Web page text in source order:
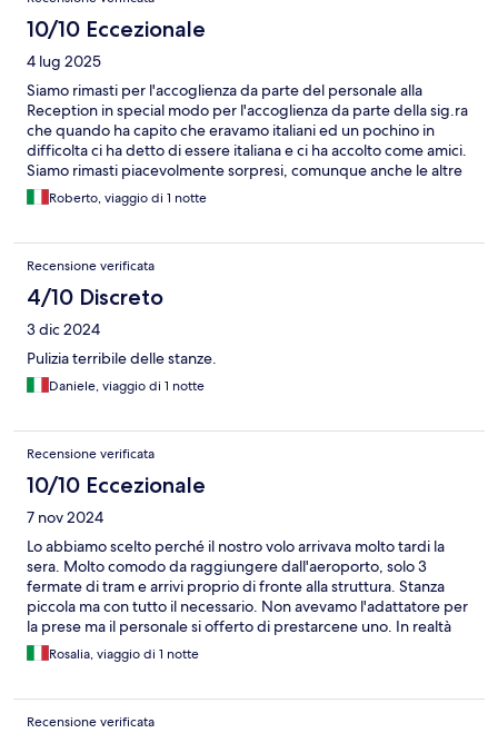
10/10 Eccezionale
4 lug 2025
Siamo rimasti per l'accoglienza da parte del personale alla
Reception in special modo per l'accoglienza da parte della sig.ra
che quando ha capito che eravamo italiani ed un pochino in
difficolta ci ha detto di essere italiana e ci ha accolto come amici.
Siamo rimasti piacevolmente sorpresi, comunque anche le altre
persone sono stati professionalmente disponibili.
Roberto, viaggio di 1 notte
Recensione verificata
4/10 Discreto
3 dic 2024
Pulizia terribile delle stanze.
Daniele, viaggio di 1 notte
Recensione verificata
10/10 Eccezionale
7 nov 2024
Lo abbiamo scelto perché il nostro volo arrivava molto tardi la
sera. Molto comodo da raggiungere dall'aeroporto, solo 3
fermate di tram e arrivi proprio di fronte alla struttura. Stanza
piccola ma con tutto il necessario. Non avevamo l'adattatore per
la prese ma il personale si offerto di prestarcene uno. In realtà
neanche serviva perché nella stanza c'erano 2 porte usb.
Rosalia, viaggio di 1 notte
Recensione verificata